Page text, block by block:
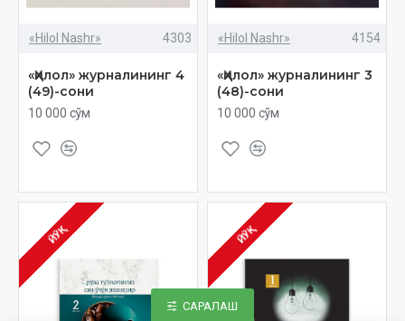
«Hilol Nashr» 4303
«Ҳилол» журналининг 4
(49)-сони
10 000 сўм
«Hilol Nashr» 4154
«Ҳилол» журналининг 3
(48)-сони
10 000 сўм
ЙЎҚ ЙЎҚ
САРАЛАШ